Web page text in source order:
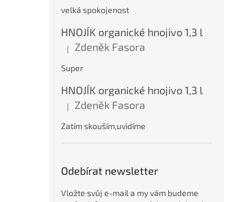
velká spokojenost
HNOJÍK organické hnojivo 1,3 l
Hodnocení produktu je 5 z 5 hvězdiček.
| Zdeněk Fasora
Super
HNOJÍK organické hnojivo 1,3 l
Hodnocení produktu je 5 z 5 hvězdiček.
| Zdeněk Fasora
Zatím skouším,uvidíme
Odebírat newsletter
Vložte svůj e-mail a my vám budeme